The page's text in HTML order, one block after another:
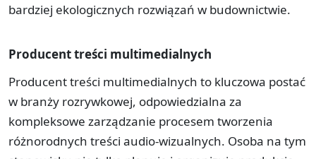
bardziej ekologicznych rozwiązań w budownictwie.
Producent treści multimedialnych
Producent treści multimedialnych to kluczowa postać
w branży rozrywkowej, odpowiedzialna za
kompleksowe zarządzanie procesem tworzenia
różnorodnych treści audio-wizualnych. Osoba na tym